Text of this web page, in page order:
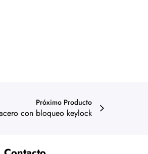
Próximo Producto
con bloqueo keylock